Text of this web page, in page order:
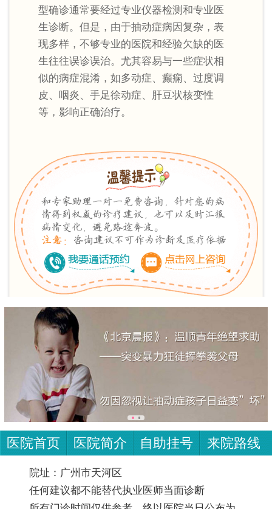
型确诊通常要经过专业仪器检测和专业医
生诊断。但是，由于抽动症病因复杂，表
现多样，不够专业的医院和经验欠缺的医
生往往误诊误治。尤其容易与一些症状相
似的病症混淆，如多动症、癫痫、过度调
皮、咽炎、手足徐动症、肝豆状核变性
等，影响正确治疗。
医院首页 医院简介 自助挂号 来院路线
院址：广州市天河区
任何建议都不能替代执业医师当面诊断